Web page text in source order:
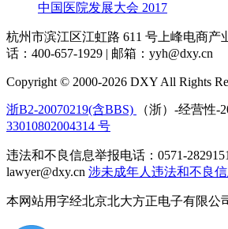
中国医院发展大会 2017
杭州市滨江区江虹路 611 号上峰电商产
话：400-657-1929 | 邮箱：yyh@dxy.cn
Copyright © 2000-2026 DXY All Rights
浙B2-20070219(含BBS) （浙）-经营性-
33010802004314 号
违法和不良信息举报电话：0571-
lawyer@dxy.cn 涉未成年人违法和不良
本网站用字经北京北大方正电子有限公